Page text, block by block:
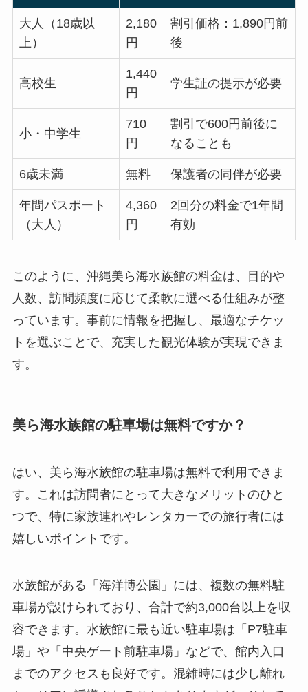
大人（18歳以
上）
2,180
円
割引価格：1,890円前
後
高校生
1,440
円
学生証の提示が必要
小・中学生
710
円
割引で600円前後に
なることも
6歳未満 無料 保護者の同伴が必要
年間パスポート
（大人）
4,360
円
2回分の料金で1年間
有効
このように、沖縄美ら海水族館の料金は、目的や
人数、訪問頻度に応じて柔軟に選べる仕組みが整
っています。事前に情報を把握し、最適なチケッ
トを選ぶことで、充実した観光体験が実現できま
す。
美ら海水族館の駐車場は無料ですか？
はい、美ら海水族館の駐車場は無料で利用できま
す。これは訪問者にとって大きなメリットのひと
つで、特に家族連れやレンタカーでの旅行者には
嬉しいポイントです。
水族館がある「海洋博公園」には、複数の無料駐
車場が設けられており、合計で約3,000台以上を収
容できます。水族館に最も近い駐車場は「P7駐車
場」や「中央ゲート前駐車場」などで、館内入口
までのアクセスも良好です。混雑時には少し離れ